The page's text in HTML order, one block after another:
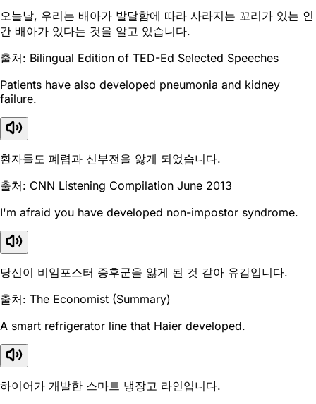
오늘날, 우리는 배아가 발달함에 따라 사라지는 꼬리가 있는 인
간 배아가 있다는 것을 알고 있습니다.
출처: Bilingual Edition of TED-Ed Selected Speeches
Patients have also developed pneumonia and kidney
failure.
환자들도 폐렴과 신부전을 앓게 되었습니다.
출처: CNN Listening Compilation June 2013
I'm afraid you have developed non-impostor syndrome.
당신이 비임포스터 증후군을 앓게 된 것 같아 유감입니다.
출처: The Economist (Summary)
A smart refrigerator line that Haier developed.
하이어가 개발한 스마트 냉장고 라인입니다.